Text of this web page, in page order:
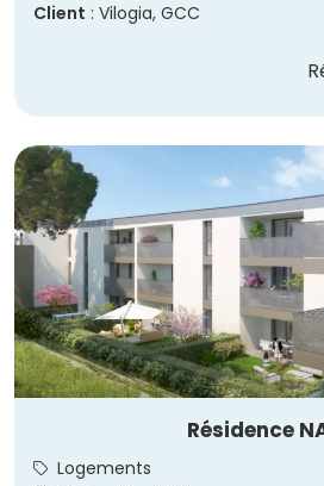
Client : Vilogia, GCC
Résidence
Logements